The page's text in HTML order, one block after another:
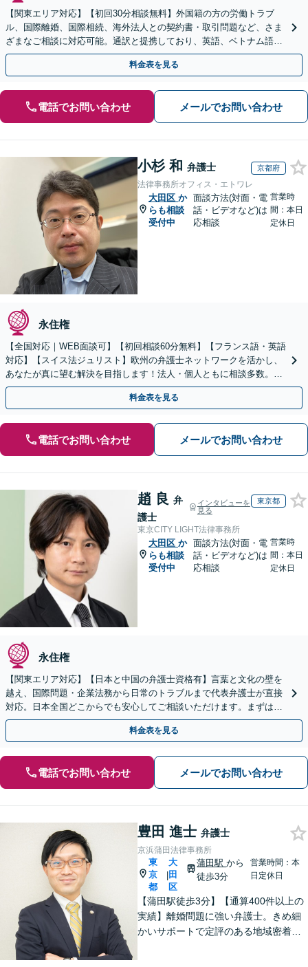
【関東エリア対応】【初回30分相談無料】外国籍の方の労働トラブ
ル、国際離婚、国際相続、海外法人との契約書・取引問題など、さま
ざまなご相談に対応可能。通訳と提携しており、英語、ベトナム語、
中国語、タイ語等対応可能です（通訳料別途）。
料金表を見る
電話でお問い合わせ メールでお問い合わせ
小杉 和 弁護士 京都府
法律事務所オフィス・エトワレ
大田区 か
らも相談
受付中
面談方法(対面・電
話・ビデオなど)は
応相談
営業時
間：本日
定休日
永住権
【全国対応｜WEB面談可】【初回相談60分無料】【フランス語・英語
対応】【スイス法ジュリスト】欧州の弁護士ネットワークを活かし、
あなたが真に望む解決を目指します！法人・個人ともに相談多数。細
やかな連絡と粘り強い交渉を徹底【休日・夜間相談可】
料金表を見る
電話でお問い合わせ メールでお問い合わせ
趙 良 弁
護士
インタビューを
見る
東京都
東京CITY LIGHT法律事務所
大田区 か
らも相談
受付中
面談方法(対面・電
話・ビデオなど)は
応相談
営業時
間：本日
定休日
永住権
【関東エリア対応】【日本と中国の弁護士資格有】言葉と文化の壁を
越え、国際問題・企業法務から日常のトラブルまで代表弁護士が直接
対応。日本全国どこからでも安心してご相談いただけます。まずは一
歩を踏み出してみませんか。【初回相談無料】
料金表を見る
電話でお問い合わせ メールでお問い合わせ
豊田 進士 弁護士
京浜蒲田法律事務所
東
京
都
|
大
田
区
蒲田駅から
徒歩3分
営業時間：本
日定休日
【蒲田駅徒歩3分】【通算400件以上の
実績】離婚問題に強い弁護士。きめ細
かいサポートで定評のある地域密着型